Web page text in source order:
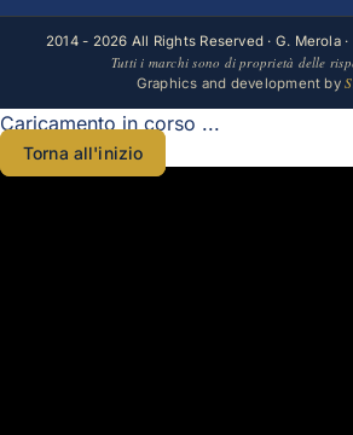
2014 - 2026 All Rights Reserved · G. Merola
Tutti i marchi sono di proprietà delle
Graphics and development by
Caricamento in corso ...
Torna all'inizio